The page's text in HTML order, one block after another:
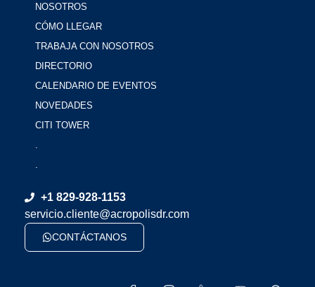
NOSOTROS
CÓMO LLEGAR
TRABAJA CON NOSOTROS
DIRECTORIO
CALENDARIO DE EVENTOS
NOVEDADES
CITI TOWER
.
.
+1 829-928-1153
servicio.cliente@acropolisdr.com
CONTÁCTANOS